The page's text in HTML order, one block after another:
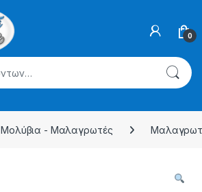
0
Μολύβια - Μαλαγρωτές